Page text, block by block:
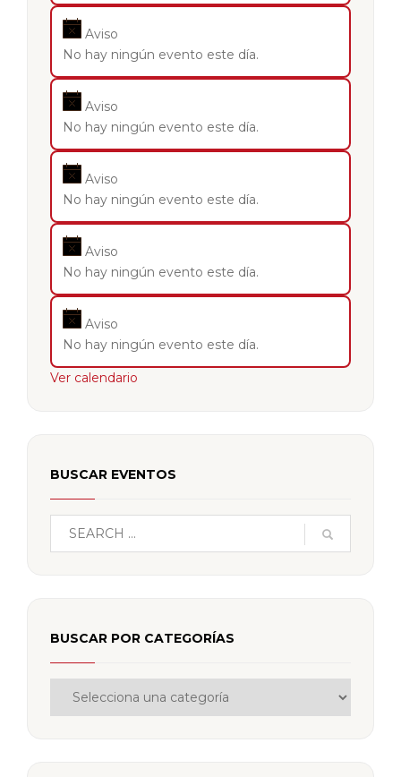
Aviso
No hay ningún evento este día.
Aviso
No hay ningún evento este día.
Aviso
No hay ningún evento este día.
Aviso
No hay ningún evento este día.
Aviso
No hay ningún evento este día.
Ver calendario
BUSCAR EVENTOS
BUSCAR POR CATEGORÍAS